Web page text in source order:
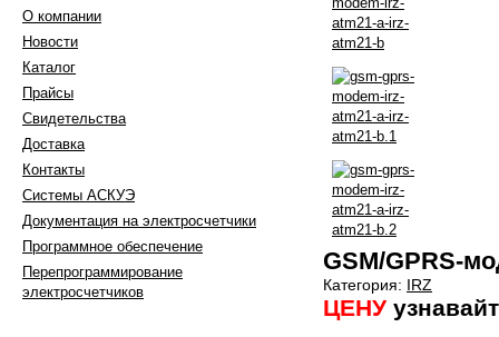
GSM/GPRS-
Категория: IRZ
ЦЕНУ
О компании
Новости
Каталог
Прайсы
Свидетельства
Доставка
Контакты
Системы АСКУЭ
Документация на электросчетчики
Программное обеспечение
Перепрограммирование
электросчетчиков